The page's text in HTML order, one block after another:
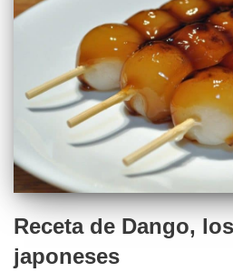
Receta de Dango,
japoneses